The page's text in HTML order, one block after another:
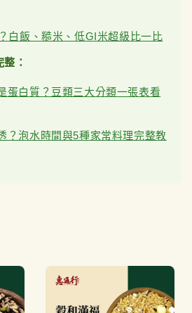
白飯、糙米、低GI米超級比一比
：
蛋白質？豆類三大分類一張表看
？泡水時間與5種家常料理完整教